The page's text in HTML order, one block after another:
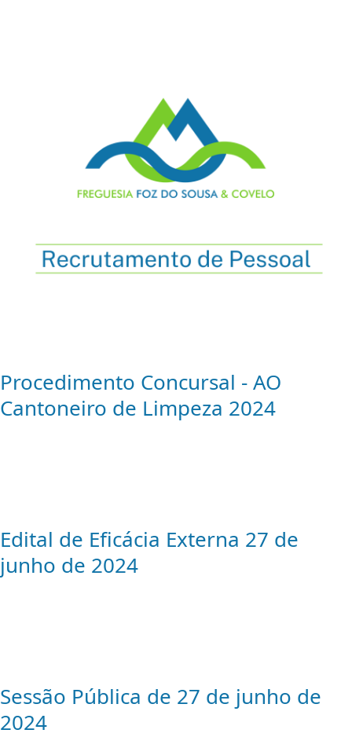
Procedimento Concursal - AO
Cantoneiro de Limpeza 2024
Edital de Eficácia Externa 27 de
junho de 2024
Sessão Pública de 27 de junho de
2024